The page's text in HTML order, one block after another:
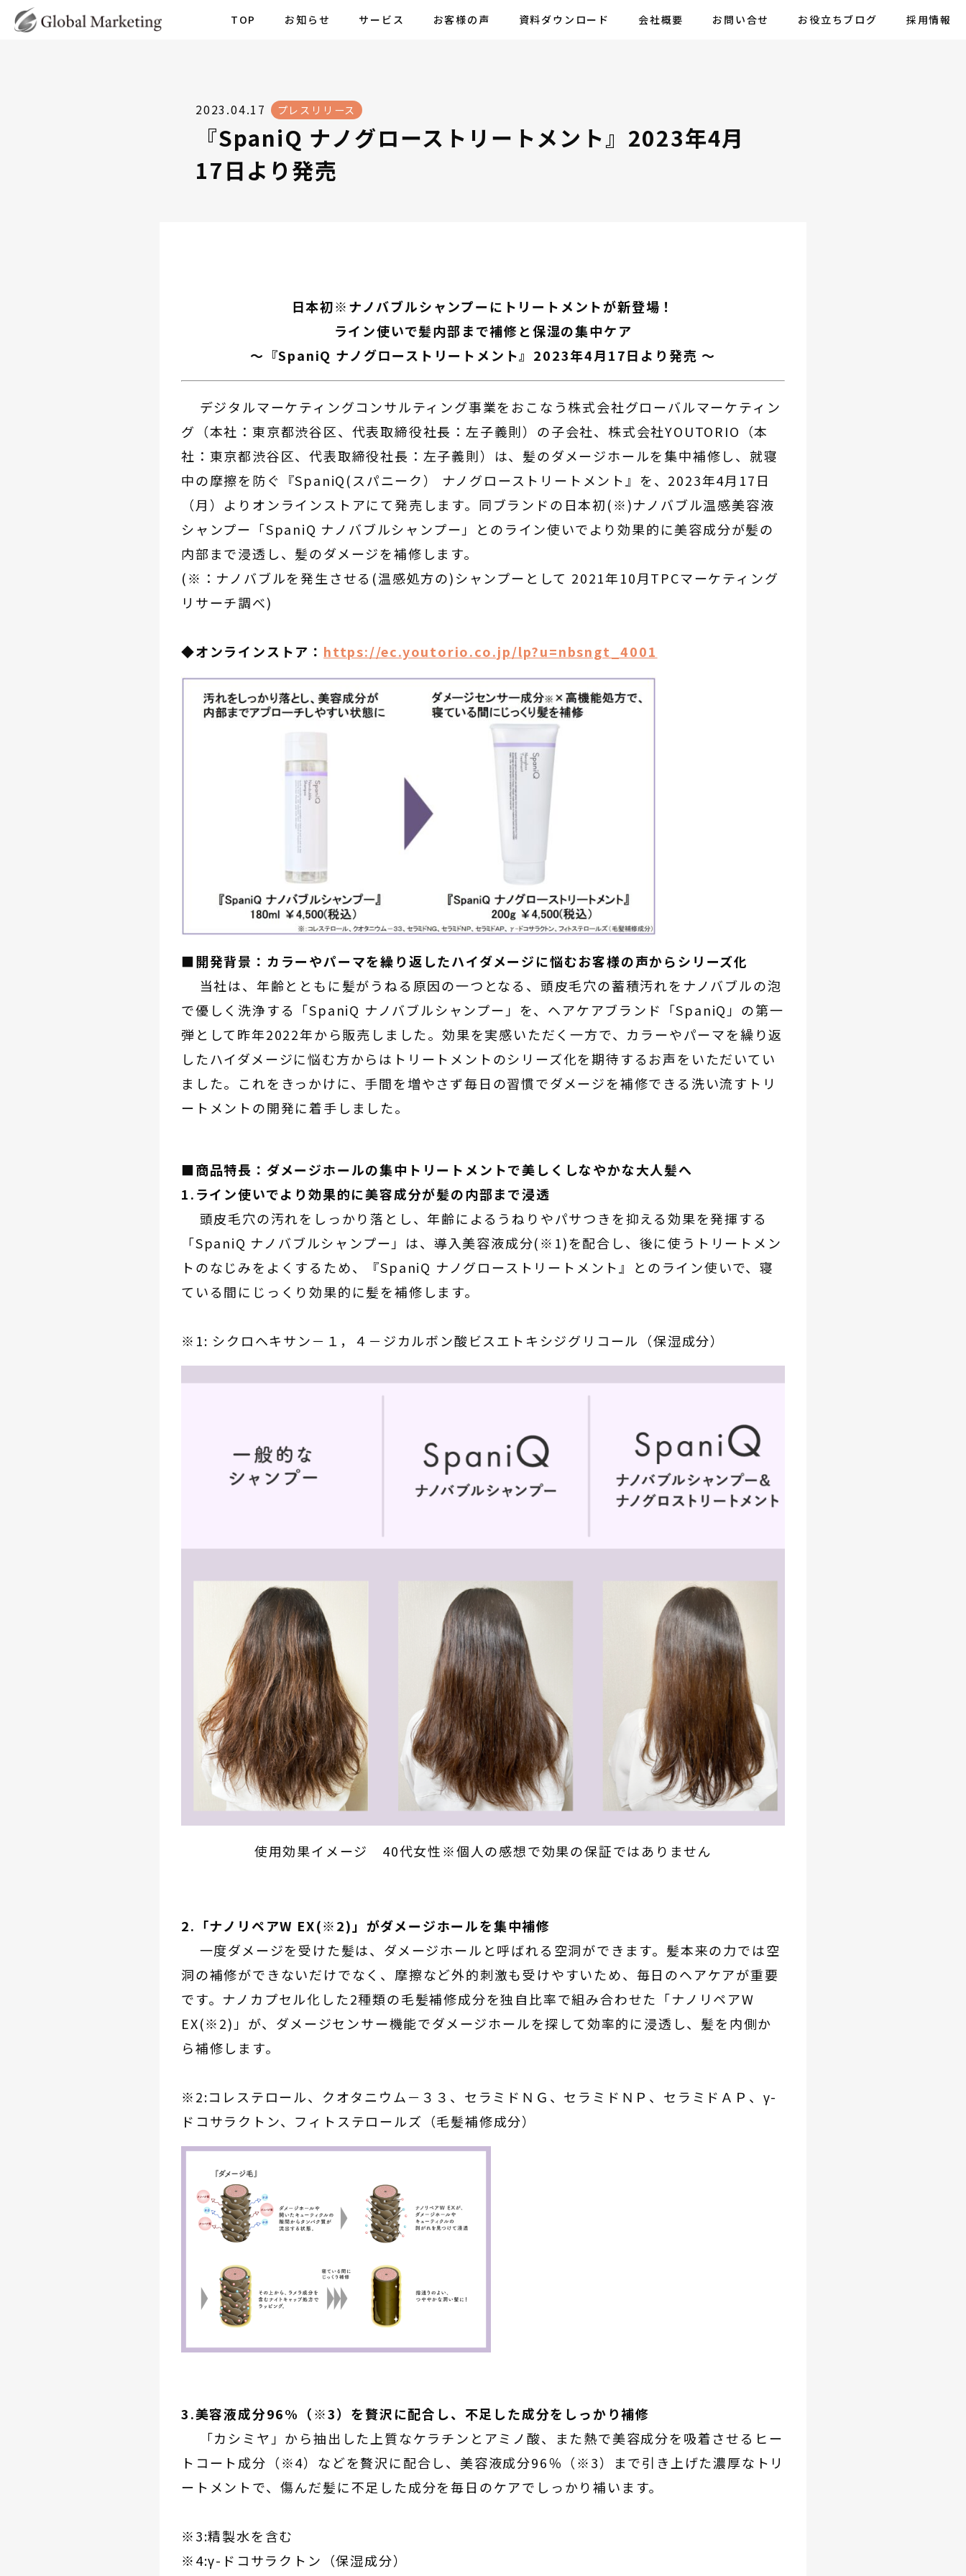
TOP お知らせ サービス お客様の声 資料ダウンロード 会社概要 お問い合せ お役立ちブログ 採用情報
2023.04.17 プレスリリース
『SpaniQ ナノグローストリートメント』2023年4月
17日より発売
日本初※ナノバブルシャンプーにトリートメントが新登場！
ライン使いで髪内部まで補修と保湿の集中ケア
～『SpaniQ ナノグローストリートメント』2023年4月17日より発売 ～
デジタルマーケティングコンサルティング事業をおこなう株式会社グローバルマーケティン
グ（本社：東京都渋谷区、代表取締役社長：左子義則）の子会社、株式会社YOUTORIO（本
社：東京都渋谷区、代表取締役社長：左子義則）は、髪のダメージホールを集中補修し、就寝
中の摩擦を防ぐ『SpaniQ(スパニーク） ナノグローストリートメント』を、2023年4月17日
（月）よりオンラインストアにて発売します。同ブランドの日本初(※)ナノバブル温感美容液
シャンプー「SpaniQ ナノバブルシャンプー」とのライン使いでより効果的に美容成分が髪の
内部まで浸透し、髪のダメージを補修します。
(※：ナノバブルを発生させる(温感処方の)シャンプーとして 2021年10月TPCマーケティング
リサーチ調べ)
◆オンラインストア： https://ec.youtorio.co.jp/lp?u=nbsngt_4001
■開発背景：カラーやパーマを繰り返したハイダメージに悩むお客様の声からシリーズ化
当社は、年齢とともに髪がうねる原因の一つとなる、頭皮毛穴の蓄積汚れをナノバブルの泡
で優しく洗浄する「SpaniQ ナノバブルシャンプー」を、ヘアケアブランド「SpaniQ」の第一
弾として昨年2022年から販売しました。効果を実感いただく一方で、カラーやパーマを繰り返
したハイダメージに悩む方からはトリートメントのシリーズ化を期待するお声をいただいてい
ました。これをきっかけに、手間を増やさず毎日の習慣でダメージを補修できる洗い流すトリ
ートメントの開発に着手しました。
■商品特長：ダメージホールの集中トリートメントで美しくしなやかな大人髪へ
1.ライン使いでより効果的に美容成分が髪の内部まで浸透
頭皮毛穴の汚れをしっかり落とし、年齢によるうねりやパサつきを抑える効果を発揮する
「SpaniQ ナノバブルシャンプー」は、導入美容液成分(※1)を配合し、後に使うトリートメン
トのなじみをよくするため、『SpaniQ ナノグローストリートメント』とのライン使いで、寝
ている間にじっくり効果的に髪を補修します。
※1: シクロヘキサン－１，４－ジカルボン酸ビスエトキシジグリコール（保湿成分）
使用効果イメージ 40代女性※個人の感想で効果の保証ではありません
2.「ナノリペアW EX(※2)」がダメージホールを集中補修
一度ダメージを受けた髪は、ダメージホールと呼ばれる空洞ができます。髪本来の力では空
洞の補修ができないだけでなく、摩擦など外的刺激も受けやすいため、毎日のヘアケアが重要
です。ナノカプセル化した2種類の毛髪補修成分を独自比率で組み合わせた「ナノリペアW
EX(※2)」が、ダメージセンサー機能でダメージホールを探して効率的に浸透し、髪を内側か
ら補修します。
※2:コレステロール、クオタニウム－３３、セラミドＮＧ、セラミドＮＰ、セラミドＡＰ、γ-
ドコサラクトン、フィトステロールズ（毛髪補修成分）
3.美容液成分96%（※3）を贅沢に配合し、不足した成分をしっかり補修
「カシミヤ」から抽出した上質なケラチンとアミノ酸、また熱で美容成分を吸着させるヒー
トコート成分（※4）などを贅沢に配合し、美容液成分96％（※3）まで引き上げた濃厚なトリ
ートメントで、傷んだ髪に不足した成分を毎日のケアでしっかり補います。
※3:精製水を含む
※4:γ-ドコサラクトン（保湿成分）